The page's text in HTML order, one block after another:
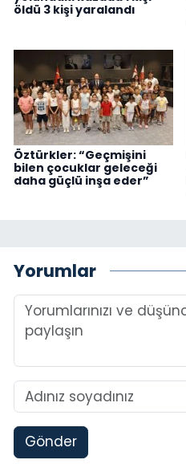
öldü 3 kişi yaralandı
Öztürkler: “Geçmişini
bilen çocuklar geleceği
daha güçlü inşa eder”
Yorumlar
Gönder